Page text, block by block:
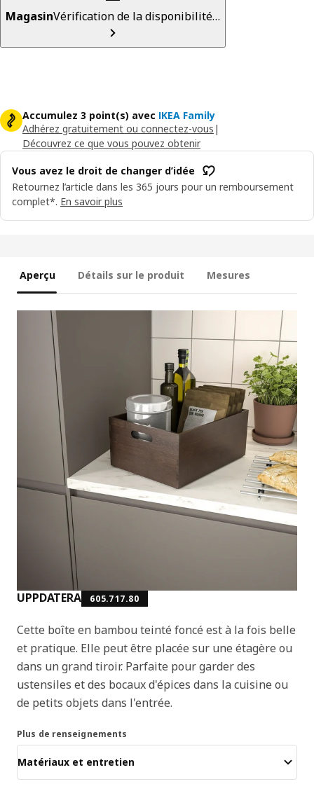
MagasinVérification de la disponibilité…
Accumulez 3 point(s) avec IKEA Family
Adhérez gratuitement ou connectez-vous |
Découvrez ce que vous pouvez obtenir
Vous avez le droit de changer d’idée
Retournez l’article dans les 365 jours pour un remboursement
complet*. En savoir plus
Aperçu Détails sur le produit Mesures
UPPDATERA 605.717.80
Cette boîte en bambou teinté foncé est à la fois belle
et pratique. Elle peut être placée sur une étagère ou
dans un grand tiroir. Parfaite pour garder des
ustensiles et des bocaux d'épices dans la cuisine ou
de petits objets dans l'entrée.
Plus de renseignements
Matériaux et entretien